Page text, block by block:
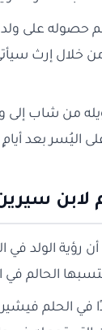
حصوله على
خلال إرث
من شاب
اليُسر بعد
لابن
رؤية الولد في
الحالم في
في الحلم